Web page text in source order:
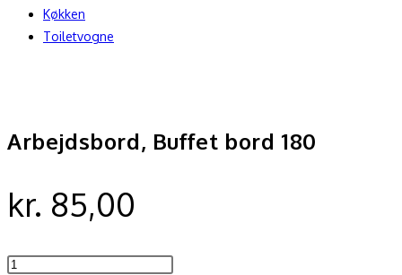
Køkken
Toiletvogne
Arbejdsbord, Buffet bord 180
kr. 85,00
Arbejdsbord,